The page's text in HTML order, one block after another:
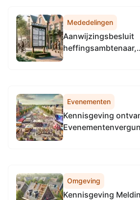
Fryslân 2026
Mededelingen
Aanwijzingsbesluit
heffingsambtenaar,
Evenementen
Kennisgeving
Omgeving
Kennisgeving